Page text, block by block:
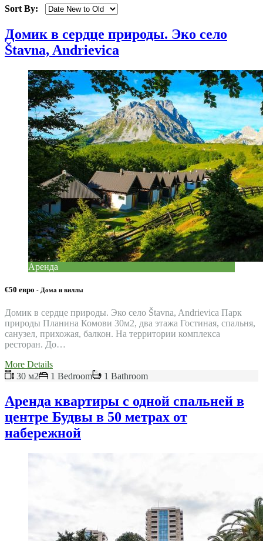
Sort By:
Домик в сердце природы. Эко село
Štavna, Andrievica
Аренда
€50 евро - Дома и виллы
Домик в сердце природы. Эко село Štavna, Andrievica Парк
природы Планина Комови 30м2, два этажа Гостиная, спальня,
санузел, прихожая, балкон. На территории комплекса
ресторан. До…
More Details
30 м2
1 Bedroom 1 Bathroom
Аренда квартиры с одной спальней в
центре Будвы в 50 метрах от
набережной